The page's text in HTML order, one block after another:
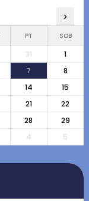
›
PT SOB
31
1
7
8
14
15
21
22
28
29
4 5